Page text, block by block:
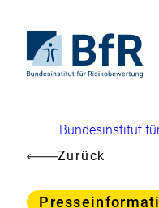
Seiteninhalt
springenStartseite
von
Brotkrumennavigation
Bundesinstitut
Zurück
Kategorie